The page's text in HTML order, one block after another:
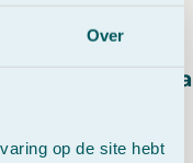
Over
op de site hebt